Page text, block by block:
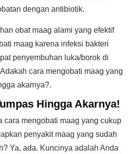
dengan antibiotik.
obat maag alami yang efektif
maag karena infeksi bakteri
penyembuhan luka/borok di
cara mengobati maag yang
akarnya?.
Hingga Akarnya!
cara mengobati maag yang cukup
penyakit maag yang sudah
Ya, ada. Kuncinya adalah Anda